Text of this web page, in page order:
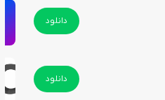
دانلود
دانلود